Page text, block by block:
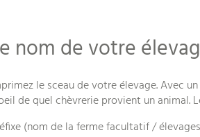
nom de votre
le sceau de votre élevage. Avec
de quel chèvrerie provient un
(nom de la ferme facultatif /